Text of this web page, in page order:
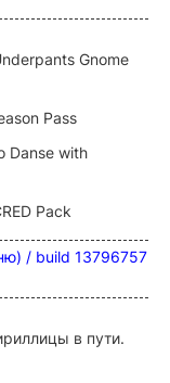
Gnome
Pass
Danse with
Pack
/ build 13796757
в пути.